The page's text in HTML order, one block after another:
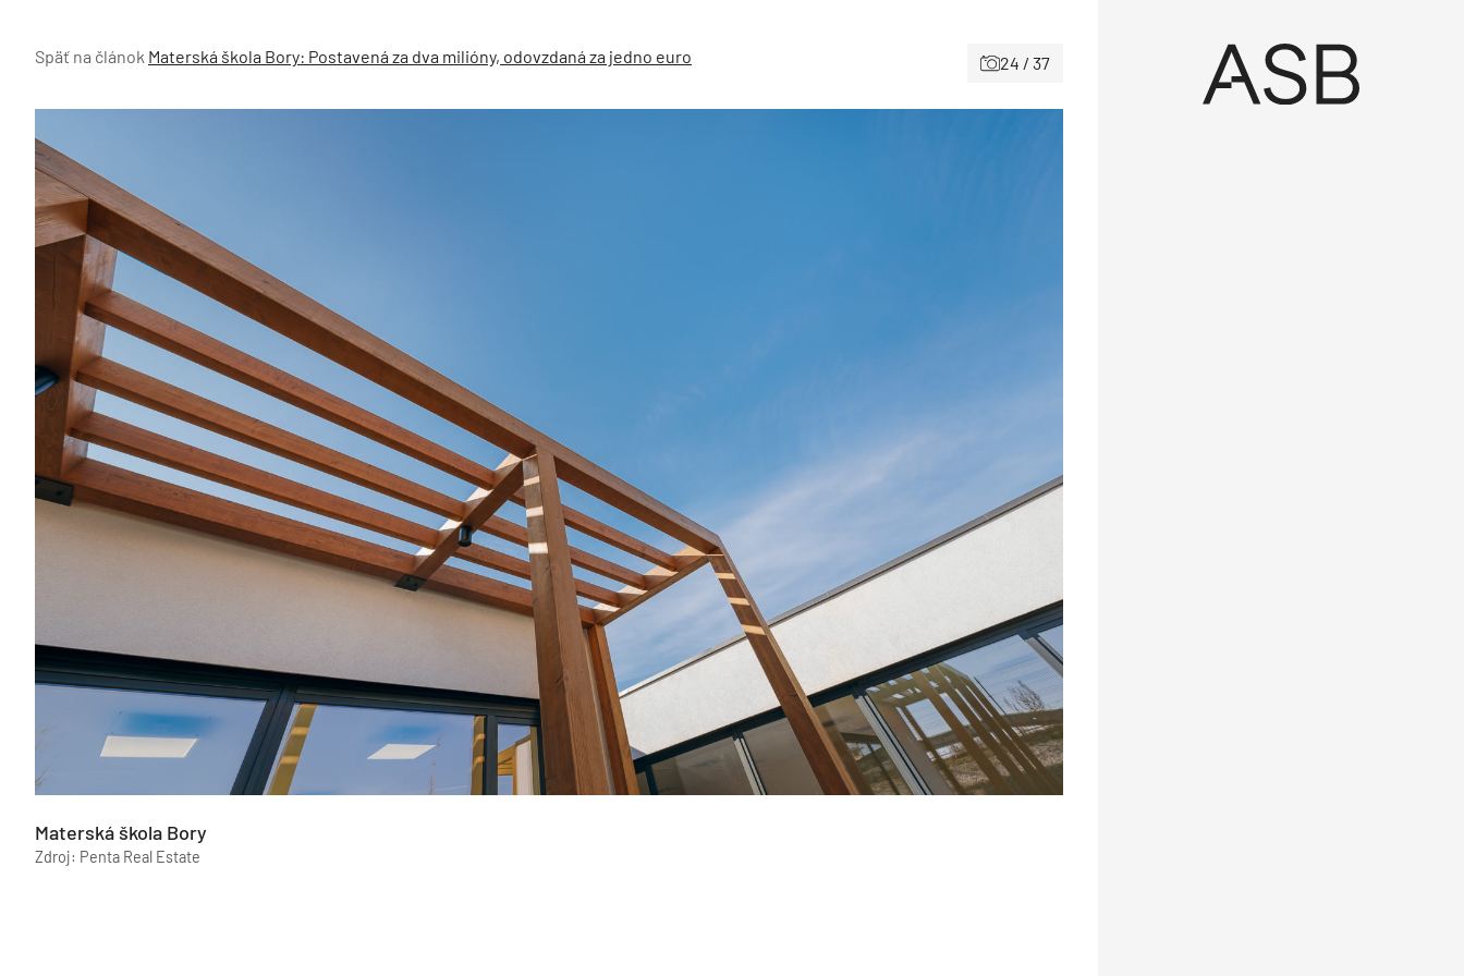
Späť na článok Materská škola Bory: Postavená za dva milióny, odovzdaná za jedno euro 24 / 37
Materská škola Bory
Zdroj: Penta Real Estate